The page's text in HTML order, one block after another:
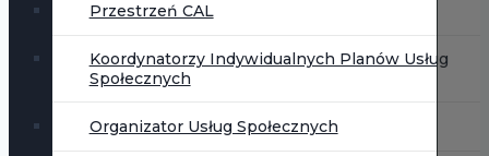
Przestrzeń CAL
Koordynatorzy Indywidualnych Planów Usług
Społecznych
Organizator Usług Społecznych